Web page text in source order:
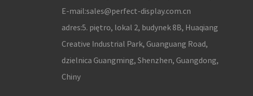
E-mail:sales@perfect-display.com.cn
adres:5. piętro, lokal 2, budynek 8B, Huaqiang
Creative Industrial Park, Guanguang Road,
dzielnica Guangming, Shenzhen, Guangdong,
Chiny